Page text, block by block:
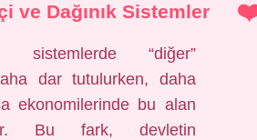
ve Dağınık Sistemler
sistemlerde “diğer”
dar tutulurken, daha
ekonomilerinde bu alan
Bu fark, devletin